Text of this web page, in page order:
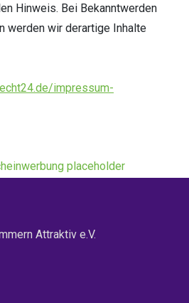
Hinweis. Bei Bekanntwerden
werden wir derartige Inhalte
impressum-
Attraktiv e.V.